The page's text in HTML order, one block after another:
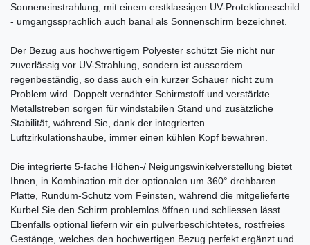
Sonneneinstrahlung, mit einem erstklassigen UV-Protektionsschild
- umgangssprachlich auch banal als Sonnenschirm bezeichnet.
Der Bezug aus hochwertigem Polyester schützt Sie nicht nur
zuverlässig vor UV-Strahlung, sondern ist ausserdem
regenbeständig, so dass auch ein kurzer Schauer nicht zum
Problem wird. Doppelt vernähter Schirmstoff und verstärkte
Metallstreben sorgen für windstabilen Stand und zusätzliche
Stabilität, während Sie, dank der integrierten
Luftzirkulationshaube, immer einen kühlen Kopf bewahren.
Die integrierte 5-fache Höhen-/ Neigungswinkelverstellung bietet
Ihnen, in Kombination mit der optionalen um 360° drehbaren
Platte, Rundum-Schutz vom Feinsten, während die mitgelieferte
Kurbel Sie den Schirm problemlos öffnen und schliessen lässt.
Ebenfalls optional liefern wir ein pulverbeschichtetes, rostfreies
Gestänge, welches den hochwertigen Bezug perfekt ergänzt und